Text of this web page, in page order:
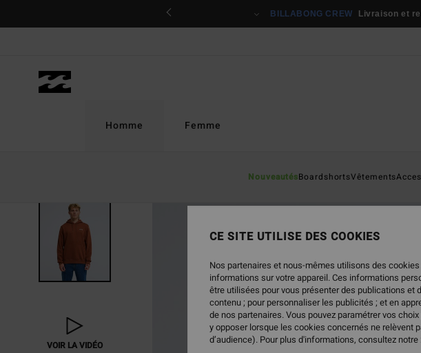
BILLABONG CREW Livraison et
Homme
NouveautésBoardshortsVêtements
Femme
VOIR LA VIDÉO
CE SITE UTILISE DES COOKIES
Nos partenaires et nous-mêmes utilisons des
informations sur votre appareil. Ces informations
être utilisées pour vous présenter des publications
contenu ; pour personnaliser les publicités ; et en
de nos partenaires. Vous pouvez paramétrer vos
y opposer lorsque les cookies concernés ne relèvent
d’audience). Pour plus d'informations, consultez notre